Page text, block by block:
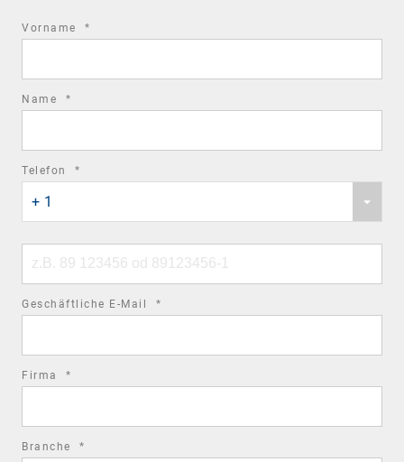
Vorname *
Name *
Telefon *
country
code
+ 1
number
Geschäftliche E-Mail *
Firma *
Branche *